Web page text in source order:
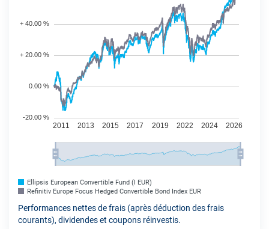
Ellipsis European Convertible Fund (I EUR)
Refinitiv Europe Focus Hedged Convertible Bond Index EUR
Performances nettes de frais (après déduction des frais
courants), dividendes et coupons réinvestis.